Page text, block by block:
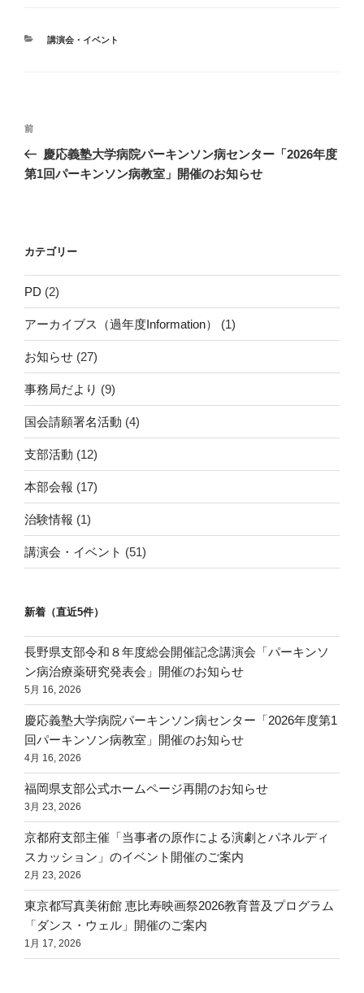
カ
講演会・イベント
投
ナ
シ
ョ
ン
前
の
投
前
慶応義塾大学病院パーキンソン病センター「2026年度
第1回パーキンソン病教室」開催のお知らせ
カテゴリー
PD (2)
アーカイブス（過年度Information） (1)
お知らせ (27)
事務局だより (9)
国会請願署名活動 (4)
支部活動 (12)
本部会報 (17)
治験情報 (1)
講演会・イベント (51)
新着（直近5件）
長野県支部令和８年度総会開催記念講演会「パーキンソ
ン病治療薬研究発表会」開催のお知らせ
5月 16, 2026
慶応義塾大学病院パーキンソン病センター「2026年度第1
回パーキンソン病教室」開催のお知らせ
4月 16, 2026
福岡県支部公式ホームページ再開のお知らせ
3月 23, 2026
京都府支部主催「当事者の原作による演劇とパネルディ
スカッション」のイベント開催のご案内
2月 23, 2026
東京都写真美術館 恵比寿映画祭2026教育普及プログラム
「ダンス・ウェル」開催のご案内
1月 17, 2026